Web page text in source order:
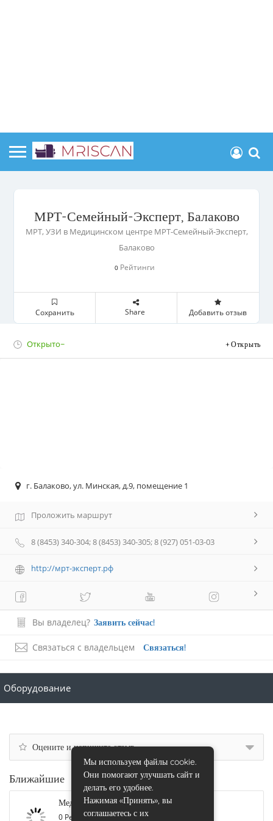
МРТ-Семейный-Эксперт, Балаково
МРТ, УЗИ в Медицинском центре МРТ-Семейный-Эксперт,
Балаково
0 Рейтинги
Сохранить Share Добавить отзыв
Открыто~ Открыть
г. Балаково, ул. Минская, д.9, помещение 1
Проложить маршрут
8 (8453) 340-304; 8 (8453) 340-305; 8 (927) 051-03-03
http://мрт-эксперт.рф
Вы владелец? Заявить сейчас!
Связаться с владельцем Связаться!
Оборудование
Оцените и напишите отзыв
Ближайшие
Медицинский Di Центр, Балаково
0 Рейтинг КТ
Мы используем файлы cookie.
Они помогают улучшать сайт и
делать его удобнее.
Нажимая «Принять», вы
соглашаетесь с их